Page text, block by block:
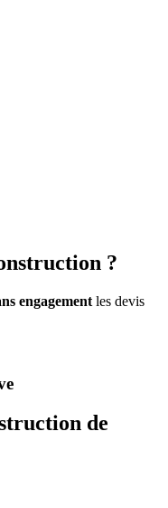
?
engagement les devis
de